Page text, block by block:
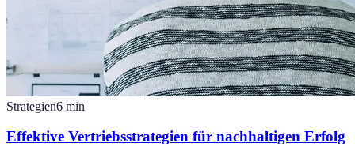
Strategien6 min
Effektive Vertriebsstrategien für nachhaltigen Erfolg